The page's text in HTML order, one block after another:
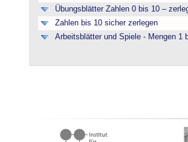
Übungsblätter Zahlen 0 bis 10 –
Zahlen bis 10 sicher zerlegen
Arbeitsblätter und Spiele - Mengen 1